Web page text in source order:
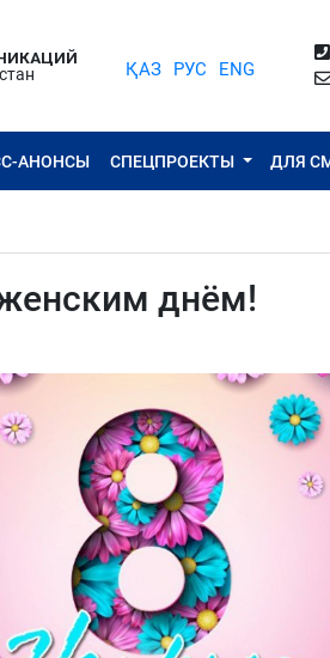
ҚАЗ РУС ENG
АНОНСЫ СПЕЦПРОЕКТЫ ДЛЯ
днём!